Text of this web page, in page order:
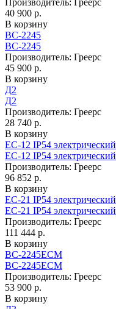
Производитель: Греерс
40 900 р.
В корзину
ВС-2245
ВС-2245
Производитель: Греерс
45 900 р.
В корзину
Д2
Д2
Производитель: Греерс
28 740 р.
В корзину
EC-12 IP54 электрический
EC-12 IP54 электрический
Производитель: Греерс
96 852 р.
В корзину
EC-21 IP54 электрический
EC-21 IP54 электрический
Производитель: Греерс
111 444 р.
В корзину
ВС-2245ECM
ВС-2245ECM
Производитель: Греерс
53 900 р.
В корзину